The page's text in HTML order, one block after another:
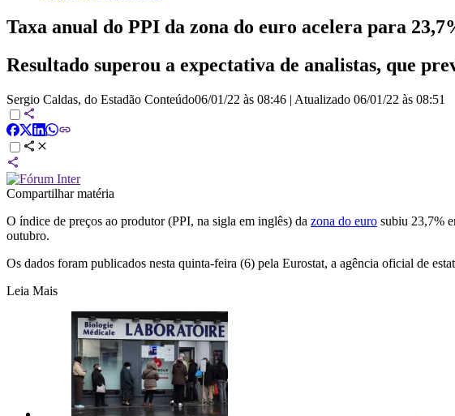
Taxa anual do PPI da zona do euro acelera para
Resultado superou a expectativa de analistas, que
Sergio Caldas, do Estadão Conteúdo06/01/22 às 08:46 | Atualizado 06/01/22 às 08:51
Compartilhar matéria
O índice de preços ao produtor (PPI, na sigla em inglês) da zona do euro subiu 23,7%
outubro.
Os dados foram publicados nesta quinta-feira (6) pela Eurostat, a agência oficial de
Leia Mais